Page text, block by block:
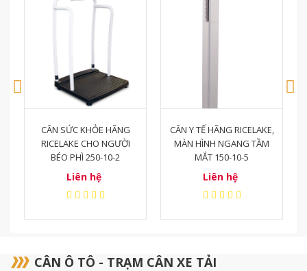
CÂN Y TẾ HÃNG RICELAKE,
MÀN HÌNH NGANG TẦM
MẮT 150-10-5
Liên hệ
CÂN BĂNG CA - GIƯỜNG
BỆNH DI ĐỘNG NGÀNH Y
TẾ-BỆNH VIỆN
Liên hệ
CÂN Ô TÔ - TRẠM CÂN XE TẢI